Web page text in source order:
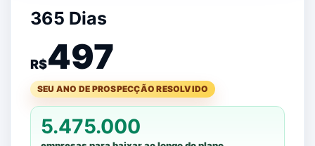
365 Dias
R$497
SEU ANO DE PROSPECÇÃO RESOLVIDO
5.475.000